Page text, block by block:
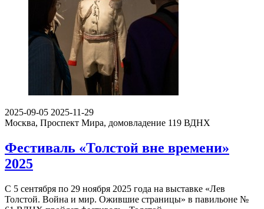
2025-09-05 2025-11-29
Москва, Проспект Мира, домовладение 119 ВДНХ
Фестиваль «Толстой вне времени»
2025
С 5 сентября по 29 ноября 2025 года на выставке «Лев
Толстой. Война и мир. Ожившие страницы» в павильоне №